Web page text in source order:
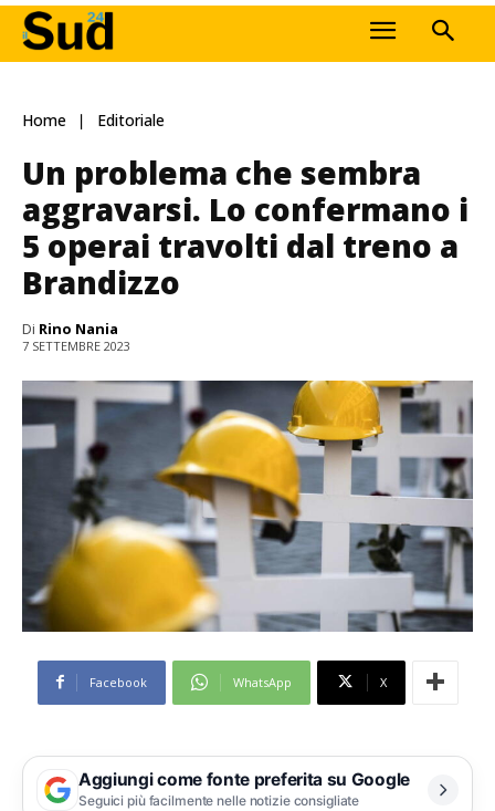
Home Editoriale
Un problema che sembra
aggravarsi. Lo confermano i
5 operai travolti dal treno a
Brandizzo
Di Rino Nania
7 SETTEMBRE 2023
Facebook WhatsApp X
Aggiungi come fonte preferita su Google
Seguici più facilmente nelle notizie consigliate